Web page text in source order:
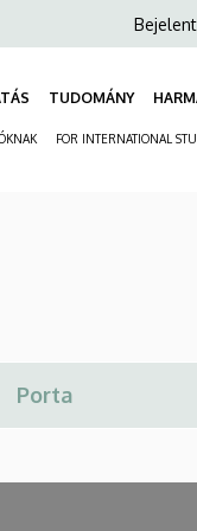
fiók
TUDOMÁNY
FOR INTERNATIONAL